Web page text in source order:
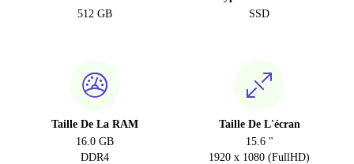
512 GB
SSD
Taille De La RAM
16.0 GB
DDR4
Taille De L'écran
15.6 "
1920 x 1080 (FullHD)